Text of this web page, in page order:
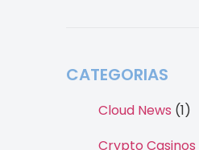
CATEGORIAS
Cloud News (1)
Crypto Casinos